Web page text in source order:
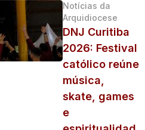
Notícias da
Arquidiocese
DNJ Curitiba
2026: Festival
católico reúne
música,
skate, games
e